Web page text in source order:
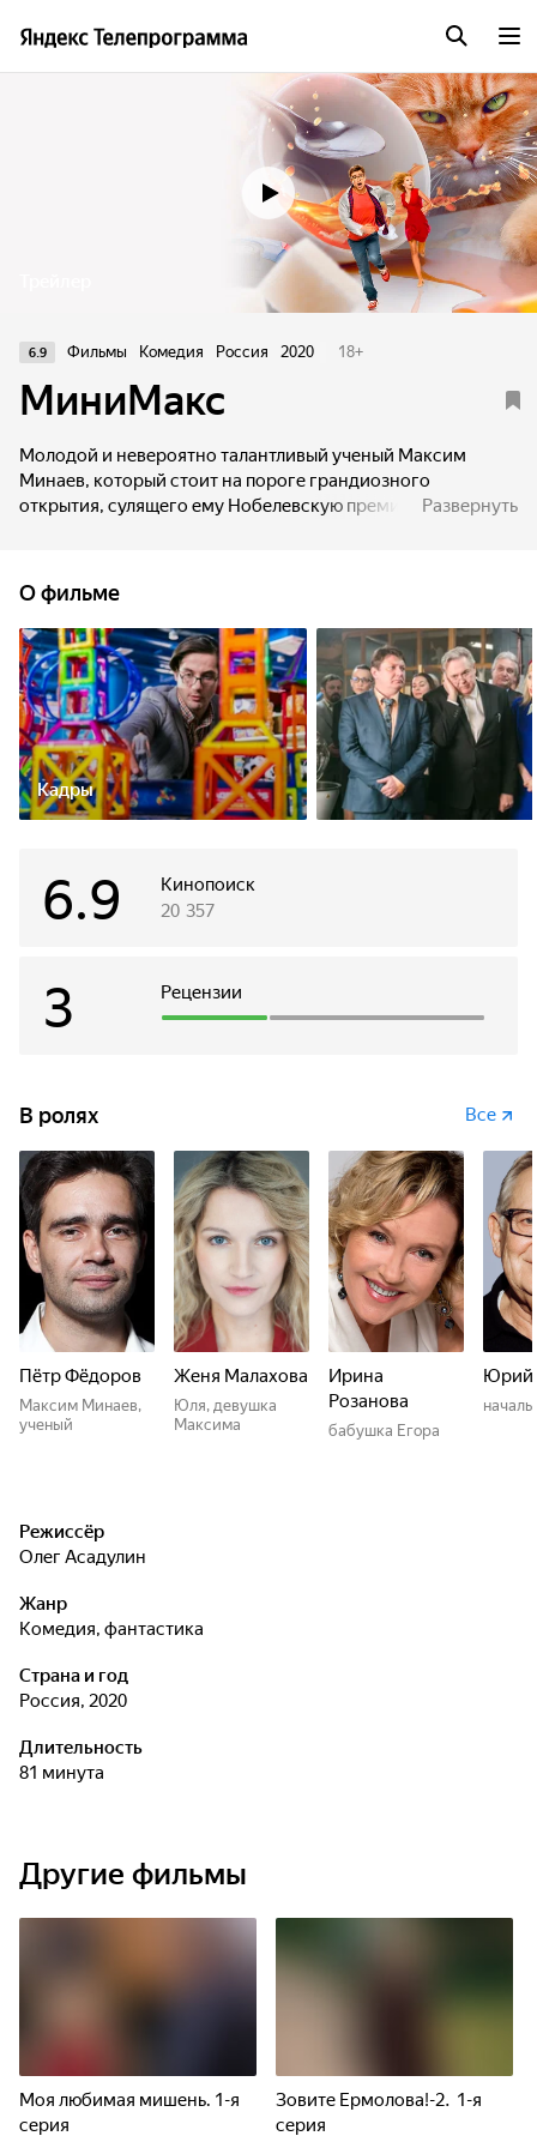
6.9 Фильмы Комедия Россия 2020 18+
МиниМакс
Молодой и невероятно талантливый ученый Максим
Минаев, который стоит на пороге грандиозного
открытия, сулящего ему Нобелевскую премию. В погоне
обычной пробирки. Оказавшись в сложной ситуации,
главный герой понимает, что остался один на один со
своими проблемами – любимая девушка бросила, а
лучший друг оказался предателем. Помочь герою
соглашается лишь 12-летний мальчик, прикованный к
инвалидному креслу.
Развернуть
О фильме
Кадры
Кинопоиск
6.9 20 357
Рецензии
3
В ролях Все
Пётр Фёдоров
Максим Минаев,
ученый
Женя Малахова
Юля, девушка
Максима
Ирина
Розанова
бабушка Егора
Юрий
Режиссёр
Олег Асадулин
Жанр
комедия, фантастика
Страна и год
Россия, 2020
Длительность
81 минута
Другие фильмы
Моя любимая мишень. 1-я
серия
Зовите Ермолова!-2. 1-я
серия